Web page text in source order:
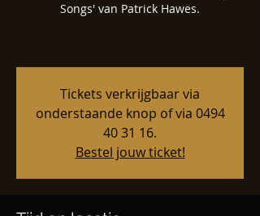
Songs' van Patrick Hawes.
Tickets verkrijgbaar via
onderstaande knop of via 0494
40 31 16.
Bestel jouw ticket!